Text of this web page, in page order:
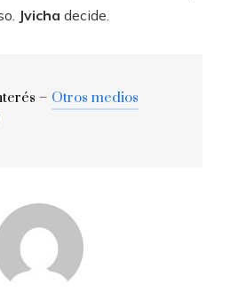
Jvicha decide.
– Otros medios